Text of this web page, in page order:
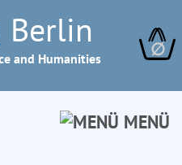
Berlin
and Humanities ∅
MENÜ